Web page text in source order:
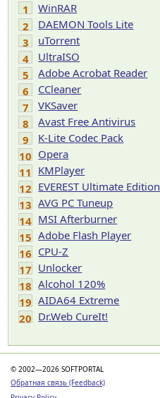
1
WinRAR
2
DAEMON Tools Lite
3
uTorrent
4
UltraISO
5
Adobe Acrobat Reader
6
CCleaner
7
VKSaver
8
Avast Free Antivirus
9
K-Lite Codec Pack
10 Opera
11 KMPlayer
12 EVEREST Ultimate Edition
13 AVG PC Tuneup
14 MSI Afterburner
15 Adobe Flash Player
16 CPU-Z
17 Unlocker
18 Alcohol 120%
19 AIDA64 Extreme
20 Dr.Web CureIt!
© 2002—2026 SOFTPORTAL
Обратная связь (Feedback)